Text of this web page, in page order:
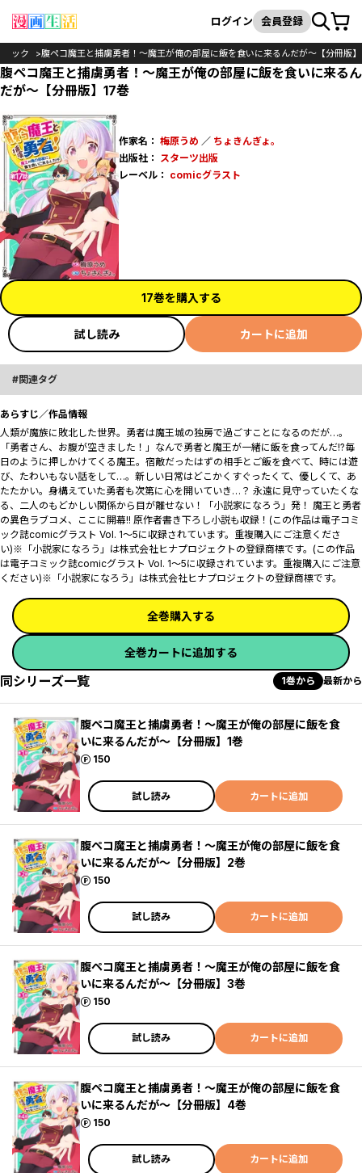
検索
ログイン 会員登録カート
ミック 腹ペコ魔王と捕虜勇者！～魔王が俺の部屋に飯を食いに来るんだが～【分冊版】
腹ペコ魔王と捕虜勇者！～魔王が俺の部屋に飯を食いに来るん
だが～【分冊版】17巻
作家名： 梅原うめ ／ ちょきんぎょ。
出版社： スターツ出版
レーベル： comicグラスト
17巻を購入する
試し読み カートに追加
関連タグ
あらすじ／作品情報
人類が魔族に敗北した世界。勇者は魔王城の独房で過ごすことになるのだが…。
「勇者さん、お腹が空きました！」なんで勇者と魔王が一緒に飯を食ってんだ!?毎
日のように押しかけてくる魔王。宿敵だったはずの相手とご飯を食べて、時には遊
び、たわいもない話をして…。新しい日常はどこかくすぐったくて、優しくて、あ
たたかい。身構えていた勇者も次第に心を開いていき…？ 永遠に見守っていたくな
る、二人のもどかしい関係から目が離せない！「小説家になろう」発！ 魔王と勇者
の異色ラブコメ、ここに開幕!! 原作者書き下ろし小説も収録！(この作品は電子コミ
ック誌comicグラスト Vol. 1～5に収録されています。重複購入にご注意くださ
い)※「小説家になろう」は株式会社ヒナプロジェクトの登録商標です。(この作品
は電子コミック誌comicグラスト Vol. 1～5に収録されています。重複購入にご注意
ください)※「小説家になろう」は株式会社ヒナプロジェクトの登録商標です。
全巻購入する
全巻カートに追加する
同シリーズ一覧 1巻から 最新から
腹ペコ魔王と捕虜勇者！～魔王が俺の部屋に飯を食
いに来るんだが～【分冊版】1巻
150
ポイント
試し読み カートに追加
腹ペコ魔王と捕虜勇者！～魔王が俺の部屋に飯を食
いに来るんだが～【分冊版】2巻
150
ポイント
試し読み カートに追加
腹ペコ魔王と捕虜勇者！～魔王が俺の部屋に飯を食
いに来るんだが～【分冊版】3巻
150
ポイント
試し読み カートに追加
腹ペコ魔王と捕虜勇者！～魔王が俺の部屋に飯を食
いに来るんだが～【分冊版】4巻
150
ポイント
試し読み カートに追加